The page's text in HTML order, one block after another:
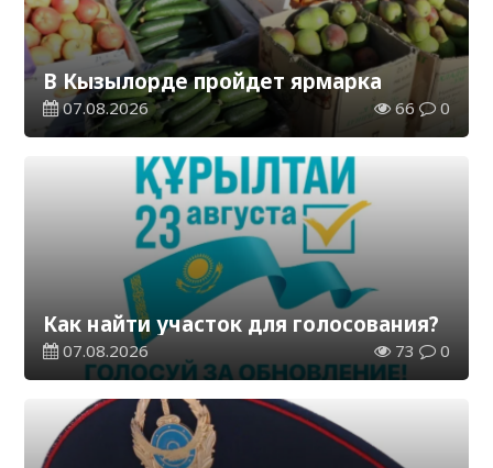
В Кызылорде пройдет ярмарка
07.08.2026 66 0
Как найти участок для голосования?
07.08.2026 73 0